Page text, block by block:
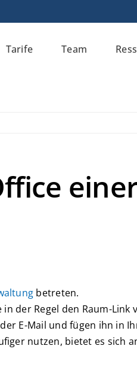
Tarife Team
betreten.
der Regel den Raum-
E-Mail und fügen ihn in
nutzen, bietet es sich